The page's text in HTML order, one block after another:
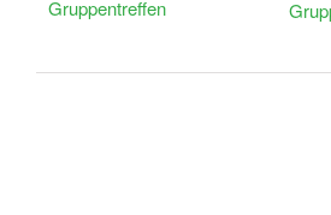
Gruppentreffen